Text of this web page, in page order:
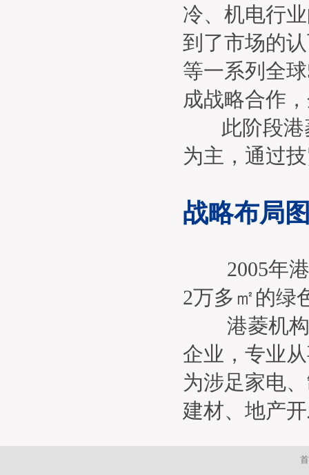
冷、机电行
到了市场的
等一系列全
成战略合作
此阶段港
为主，通过
战略布局
2005年港
2万多㎡的绿
港菱机构
企业，专业
为涉足家电
建材、地产